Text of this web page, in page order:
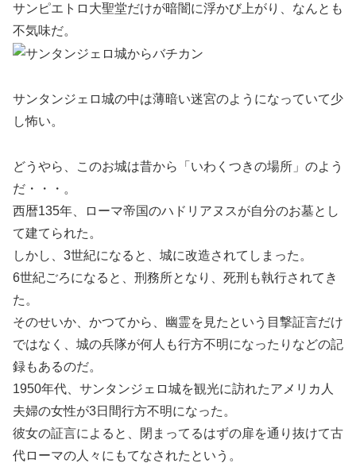
サンピエトロ大聖堂だけが暗闇に浮かび上がり、なんとも
不気味だ。
サンタンジェロ城の中は薄暗い迷宮のようになっていて少
し怖い。
どうやら、このお城は昔から「いわくつきの場所」のよう
だ・・・。
西暦135年、ローマ帝国のハドリアヌスが自分のお墓とし
て建てられた。
しかし、3世紀になると、城に改造されてしまった。
6世紀ごろになると、刑務所となり、死刑も執行されてき
た。
そのせいか、かつてから、幽霊を見たという目撃証言だけ
ではなく、城の兵隊が何人も行方不明になったりなどの記
録もあるのだ。
1950年代、サンタンジェロ城を観光に訪れたアメリカ人
夫婦の女性が3日間行方不明になった。
彼女の証言によると、閉まってるはずの扉を通り抜けて古
代ローマの人々にもてなされたという。